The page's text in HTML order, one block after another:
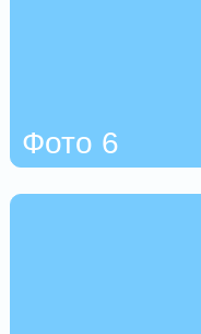
Фото 6